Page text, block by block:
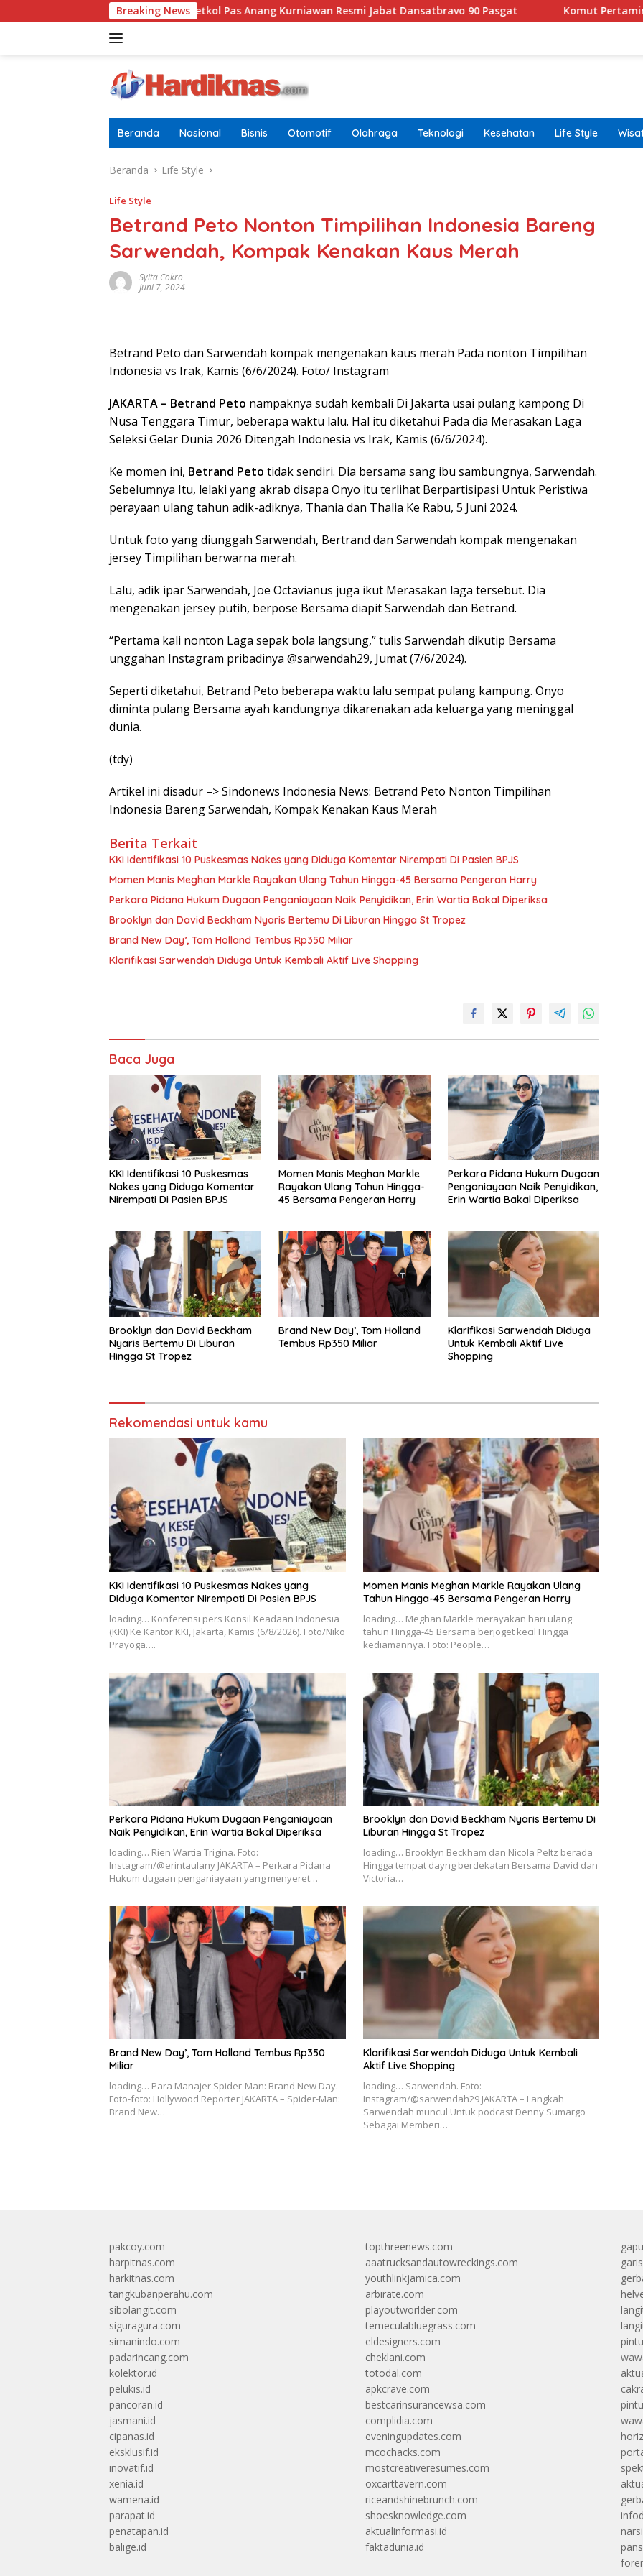
ke
Breaking News
Letkol Pas Anang Kurniawan Resmi Jabat Dansatbravo 90 Pasgat Komut Pertamina Tegaskan
Beranda Nasional Bisnis Otomotif Olahraga Teknologi Kesehatan Life Style
Beranda Life Style
Life Style
Betrand Peto Nonton Timpilihan Indonesia Bareng
Sarwendah, Kompak Kenakan Kaus Merah
Syita Cokro
Juni 7, 2024
Betrand Peto dan Sarwendah kompak mengenakan kaus merah Pada nonton Timpilihan
Indonesia vs Irak, Kamis (6/6/2024). Foto/ Instagram
JAKARTA – Betrand Peto nampaknya sudah kembali Di Jakarta usai pulang kampong Di
Nusa Tenggara Timur, beberapa waktu lalu. Hal itu diketahui Pada dia Merasakan Laga
Seleksi Gelar Dunia 2026 Ditengah Indonesia vs Irak, Kamis (6/6/2024).
Ke momen ini, Betrand Peto tidak sendiri. Dia bersama sang ibu sambungnya, Sarwendah.
Sebelumnya Itu, lelaki yang akrab disapa Onyo itu terlihat Berpartisipasi Untuk Peristiwa
perayaan ulang tahun adik-adiknya, Thania dan Thalia Ke Rabu, 5 Juni 2024.
Untuk foto yang diunggah Sarwendah, Bertrand dan Sarwendah kompak mengenakan
jersey Timpilihan berwarna merah.
Lalu, adik ipar Sarwendah, Joe Octavianus juga ikut Merasakan laga tersebut. Dia
mengenakan jersey putih, berpose Bersama diapit Sarwendah dan Betrand.
“Pertama kali nonton Laga sepak bola langsung,” tulis Sarwendah dikutip Bersama
unggahan Instagram pribadinya @sarwendah29, Jumat (7/6/2024).
Seperti diketahui, Betrand Peto beberapa waktu lalu sempat pulang kampung. Onyo
diminta pulang Bersama ayah kandungnya dikarenakan ada keluarga yang meninggal
dunia.
(tdy)
Artikel ini disadur –> Sindonews Indonesia News: Betrand Peto Nonton Timpilihan
Indonesia Bareng Sarwendah, Kompak Kenakan Kaus Merah
Berita Terkait
KKI Identifikasi 10 Puskesmas Nakes yang Diduga Komentar Nirempati Di Pasien BPJS
Momen Manis Meghan Markle Rayakan Ulang Tahun Hingga-45 Bersama Pengeran Harry
Perkara Pidana Hukum Dugaan Penganiayaan Naik Penyidikan, Erin Wartia Bakal Diperiksa
Brooklyn dan David Beckham Nyaris Bertemu Di Liburan Hingga St Tropez
Brand New Day’, Tom Holland Tembus Rp350 Miliar
Klarifikasi Sarwendah Diduga Untuk Kembali Aktif Live Shopping
Baca Juga
KKI Identifikasi 10 Puskesmas
Nakes yang Diduga Komentar
Nirempati Di Pasien BPJS
Momen Manis Meghan Markle
Rayakan Ulang Tahun Hingga-
45 Bersama Pengeran Harry
Perkara Pidana Hukum Dugaan
Penganiayaan Naik Penyidikan,
Erin Wartia Bakal Diperiksa
Brooklyn dan David Beckham
Nyaris Bertemu Di Liburan
Hingga St Tropez
Brand New Day’, Tom Holland
Tembus Rp350 Miliar
Klarifikasi Sarwendah Diduga
Untuk Kembali Aktif Live
Shopping
Rekomendasi untuk kamu
KKI Identifikasi 10 Puskesmas Nakes yang
Diduga Komentar Nirempati Di Pasien BPJS
loading… Konferensi pers Konsil Keadaan Indonesia
(KKI) Ke Kantor KKI, Jakarta, Kamis (6/8/2026). Foto/Niko
Prayoga….
Momen Manis Meghan Markle Rayakan Ulang
Tahun Hingga-45 Bersama Pengeran Harry
loading… Meghan Markle merayakan hari ulang
tahun Hingga-45 Bersama berjoget kecil Hingga
kediamannya. Foto: People…
Perkara Pidana Hukum Dugaan Penganiayaan
Naik Penyidikan, Erin Wartia Bakal Diperiksa
loading… Rien Wartia Trigina. Foto:
Instagram/@erintaulany JAKARTA – Perkara Pidana
Hukum dugaan penganiayaan yang menyeret…
Brooklyn dan David Beckham Nyaris Bertemu Di
Liburan Hingga St Tropez
loading… Brooklyn Beckham dan Nicola Peltz berada
Hingga tempat dayng berdekatan Bersama David dan
Victoria…
Brand New Day’, Tom Holland Tembus Rp350
Miliar
loading… Para Manajer Spider-Man: Brand New Day.
Foto-foto: Hollywood Reporter JAKARTA – Spider-Man:
Brand New…
Klarifikasi Sarwendah Diduga Untuk Kembali
Aktif Live Shopping
loading… Sarwendah. Foto:
Instagram/@sarwendah29 JAKARTA – Langkah
Sarwendah muncul Untuk podcast Denny Sumargo
Sebagai Memberi…
pakcoy.com
harpitnas.com
harkitnas.com
tangkubanperahu.com
sibolangit.com
siguragura.com
simanindo.com
padarincang.com
kolektor.id
pelukis.id
pancoran.id
jasmani.id
cipanas.id
eksklusif.id
inovatif.id
xenia.id
wamena.id
parapat.id
penatapan.id
balige.id
topthreenews.com
aaatrucksandautowreckings.com
youthlinkjamica.com
arbirate.com
playoutworlder.com
temeculabluegrass.com
eldesigners.com
cheklani.com
totodal.com
apkcrave.com
bestcarinsurancewsa.com
complidia.com
eveningupdates.com
mcochacks.com
mostcreativeresumes.com
oxcarttavern.com
riceandshinebrunch.com
shoesknowledge.com
aktualinformasi.id
faktadunia.id